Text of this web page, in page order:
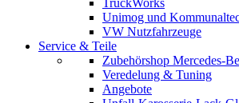
TruckWorks
Unimog und
VW Nutzfahrzeuge
Service & Teile
Zubehörshop Mercedes-
Veredelung & Tuning
Angebote